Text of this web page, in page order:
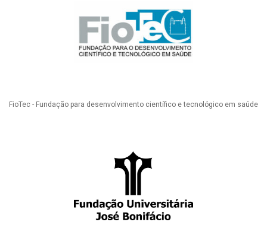
FioTec - Fundação para desenvolvimento científico e tecnológico em saúde